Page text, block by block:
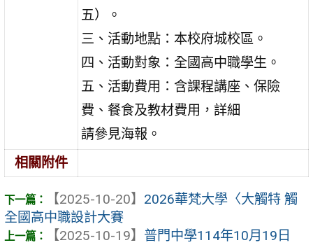
五）。
三、活動地點：本校府城校區。
四、活動對象：全國高中職學生。
五、活動費用：含課程講座、保險
費、餐食及教材費用，詳細
請參見海報。
相關附件
【2025-10-20】 2026華梵大學〈大觸特 觸
全國高中職設計大賽
【2025-10-19】 普門中學114年10月19日